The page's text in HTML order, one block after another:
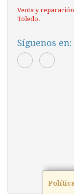
Venta y
Toledo.
Síguenos en: